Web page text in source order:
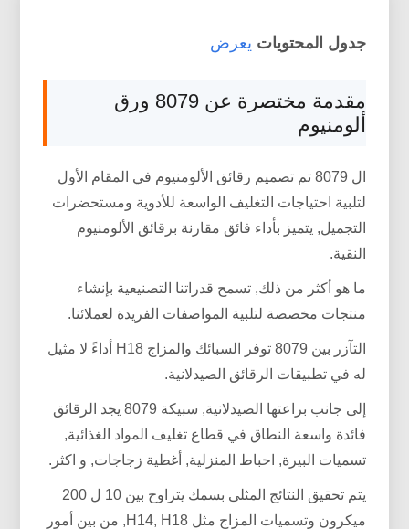
جدول المحتويات يعرض
مقدمة مختصرة عن 8079 ورق
ألومنيوم
ال 8079 تم تصميم رقائق الألومنيوم في المقام الأول
لتلبية احتياجات التغليف الواسعة للأدوية ومستحضرات
التجميل, يتميز بأداء فائق مقارنة برقائق الألومنيوم
النقية.
ما هو أكثر من ذلك, تسمح قدراتنا التصنيعية بإنشاء
منتجات مخصصة لتلبية المواصفات الفريدة لعملائنا.
التآزر بين 8079 توفر السبائك والمزاج H18 أداءً لا مثيل
له في تطبيقات الرقائق الصيدلانية.
إلى جانب براعتها الصيدلانية, سبيكة 8079 يجد الرقائق
فائدة واسعة النطاق في قطاع تغليف المواد الغذائية,
تسميات البيرة, احباط المنزلية, أغطية زجاجات, و اكثر.
يتم تحقيق النتائج المثلى بسمك يتراوح بين 10 ل 200
ميكرون وتسميات المزاج مثل H14, H18, من بين أمور